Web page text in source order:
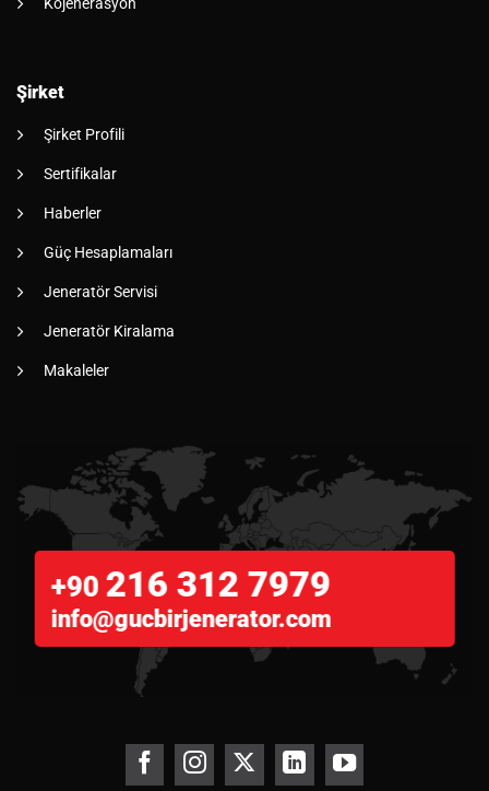
Şirket
Şirket Profili
Sertifikalar
Haberler
Güç Hesaplamaları
Jeneratör Servisi
Jeneratör Kiralama
Makaleler
+90 216 312 7979
info@gucbirjenerator.com